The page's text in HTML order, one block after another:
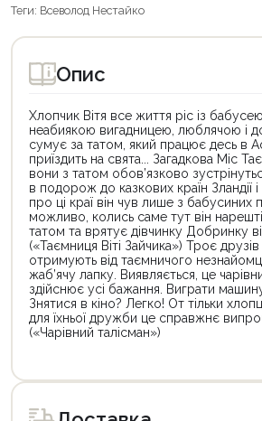
Теги: Всеволод Нестайко
Опис
Хлопчик Вітя все життя ріс із
неабиякою вигадницею, люблячою і
сумує за татом, який працює десь в
приїздить на свята... Загадкова Міс
вони з татом обов’язково
в подорож до казкових країн Зландії
про ці краї він чув лише з бабусиних
можливо, колись саме тут він нарешті
татом та врятує дівчинку Добринку
(«Таємниця Віті Зайчика») Троє
отримують від таємничого
жаб’ячу лапку. Виявляється, це
здійснює усі бажання. Виграти
Знятися в кіно? Легко! От тільки
для їхньої дружби це справжнє
(«Чарівний талісман»)
товар
для
товар
для